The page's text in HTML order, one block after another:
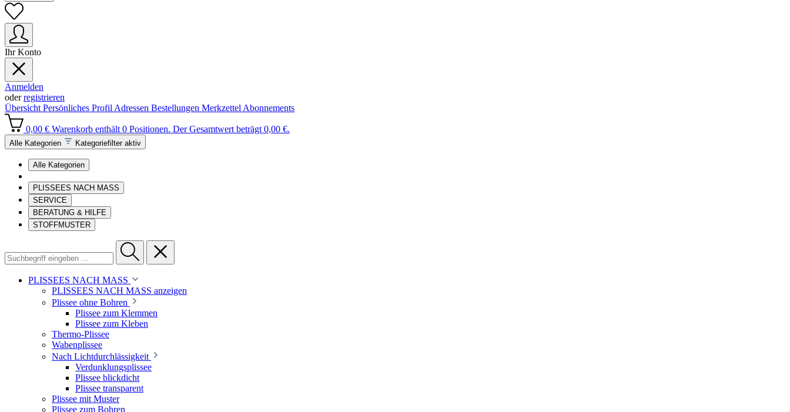
Ihr Konto
Anmelden
oderregistrieren
Übersicht Persönliches Profil Adressen Bestellungen Merkzettel Abonnements
0,00 € Warenkorb enthält 0 Positionen. Der Gesamtwert beträgt 0,00 €.
Alle Kategorien Kategoriefilter aktiv
Alle Kategorien
PLISSEES NACH MASS
SERVICE
BERATUNG & HILFE
STOFFMUSTER
PLISSEES NACH MASS
PLISSEES NACH MASS anzeigen
Plissee ohne Bohren
Plissee zum Klemmen
Plissee zum Kleben
Thermo-Plissee
Wabenplissee
Nach Lichtdurchlässigkeit
Verdunklungsplissee
Plissee blickdicht
Plissee transparent
Plissee mit Muster
Plissee zum Bohren